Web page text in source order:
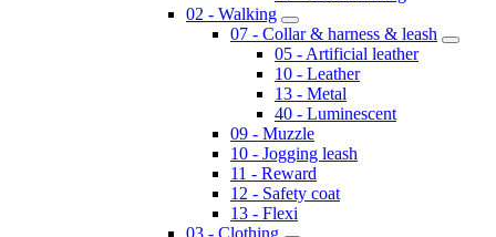
02 - Walking
07 - Collar & harness & leash
05 - Artificial leather
10 - Leather
13 - Metal
40 - Luminescent
09 - Muzzle
10 - Jogging leash
11 - Reward
12 - Safety coat
13 - Flexi
03 - Clothing